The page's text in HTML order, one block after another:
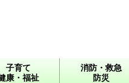
子育て
康・福祉
消防・救急
防災